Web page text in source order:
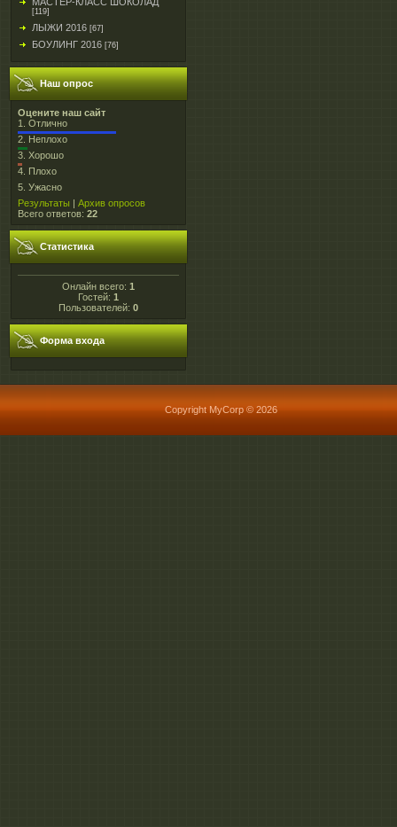
[119]
ЛЫЖИ 2016 [67]
БОУЛИНГ 2016 [76]
Наш опрос
Оцените наш сайт
1. Отлично
2. Неплохо
3. Хорошо
4. Плохо
5. Ужасно
Результаты | Архив опросов
Всего ответов: 22
Статистика
Онлайн всего: 1
Гостей: 1
Пользователей: 0
Форма входа
Copyright MyCorp © 2026